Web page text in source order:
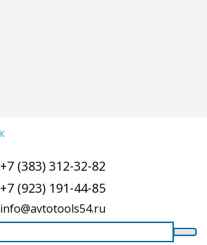
+7 (383) 312-32-82
+7 (923) 191-44-85
info@avtotools54.ru